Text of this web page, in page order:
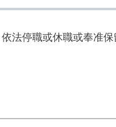
法停職或休職或奉准